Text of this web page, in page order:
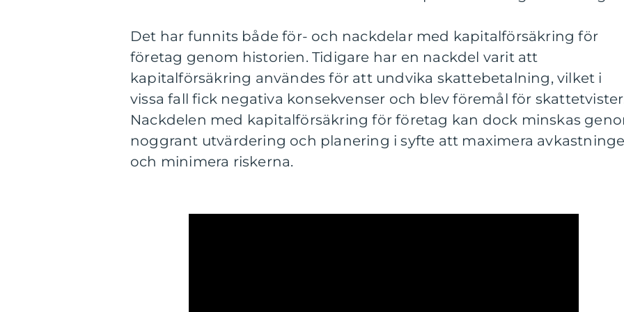
Det har funnits både för- och nackdelar med kapitalförsäkring för
företag genom historien. Tidigare har en nackdel varit att
kapitalförsäkring användes för att undvika skattebetalning, vilket i
vissa fall fick negativa konsekvenser och blev föremål för
Nackdelen med kapitalförsäkring för företag kan dock minskas
noggrant utvärdering och planering i syfte att maximera
och minimera riskerna.